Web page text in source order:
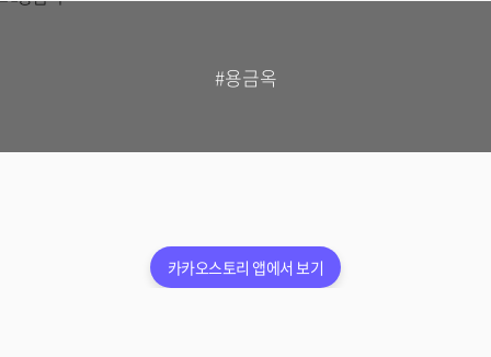
#용금옥
카카오스토리 앱에서 보기